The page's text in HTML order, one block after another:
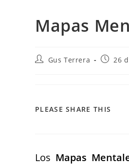
Mapas
Gus Terrera 26
PLEASE SHARE THIS
Los Mapas